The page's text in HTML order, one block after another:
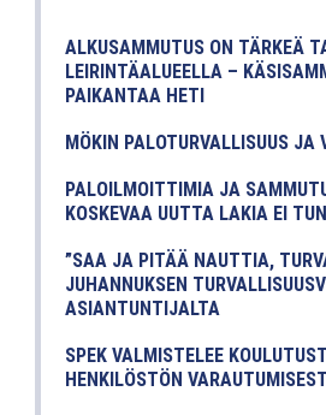
ALKUSAMMUTUS ON TÄRKEÄ
LEIRINTÄALUEELLA –
PAIKANTAA HETI
MÖKIN PALOTURVALLISUUS JA
PALOILMOITTIMIA JA
KOSKEVAA UUTTA LAKIA EI
”SAA JA PITÄÄ NAUTTIA,
JUHANNUKSEN
ASIANTUNTIJALTA
SPEK VALMISTELEE
HENKILÖSTÖN